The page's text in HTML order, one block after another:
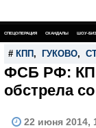
СПЕЦОПЕРАЦИЯ СКАНДАЛЫ ШОУ-
# КПП , ГУКОВО,
ФСБ РФ:
обстрела
22 июня 2014,